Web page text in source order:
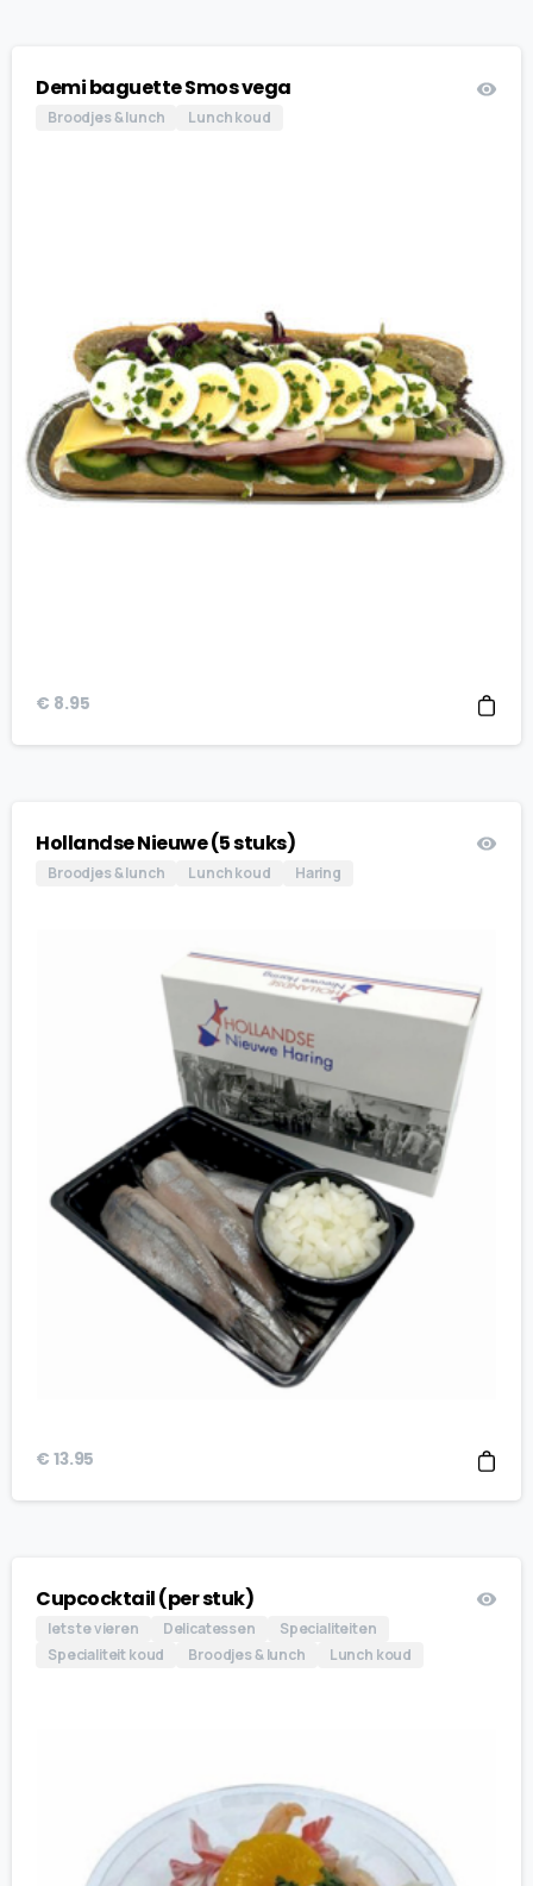
Demi baguette Smos vega
Broodjes & lunch Lunch koud
€ 8.95
Hollandse Nieuwe (5 stuks)
Broodjes & lunch Lunch koud Haring
€ 13.95
Cupcocktail (per stuk)
Iets te vieren Delicatessen
Specialiteiten
Specialiteit koud
Broodjes & lunch Lunch koud